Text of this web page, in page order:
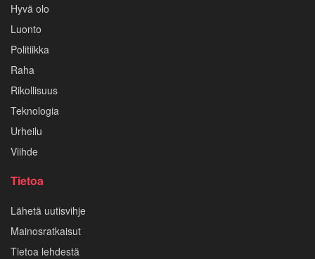
Hyvä olo
Luonto
Politiikka
Raha
Rikollisuus
Teknologia
Urheilu
Viihde
Tietoa
Lähetä uutisvihje
Mainosratkaisut
Tietoa lehdestä